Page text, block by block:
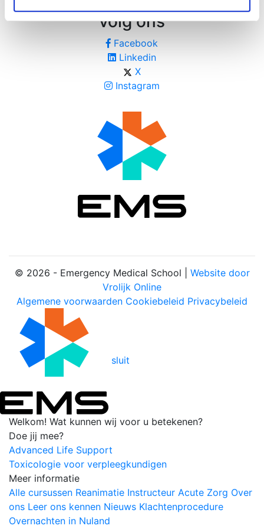
volg ons
Facebook
Linkedin
X
Instagram
© 2026 - Emergency Medical School | Website door
Vrolijk Online
Algemene voorwaarden Cookiebeleid Privacybeleid
sluit
Welkom! Wat kunnen wij voor u betekenen?
Doe jij mee?
Advanced Life Support
Toxicologie voor verpleegkundigen
Meer informatie
Alle cursussen Reanimatie Instructeur Acute Zorg Over
ons Leer ons kennen Nieuws Klachtenprocedure
Overnachten in Nuland